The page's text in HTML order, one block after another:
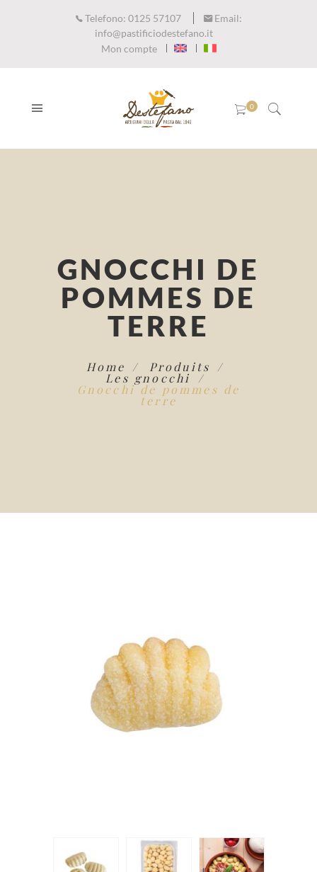
Telefono: 0125 57107
Email:
info@pastificiodestefano.it
Mon compte
GNOCCHI DE
POMMES DE
TERRE
Home Produits
Les gnocchi
Gnocchi de pommes de
terre